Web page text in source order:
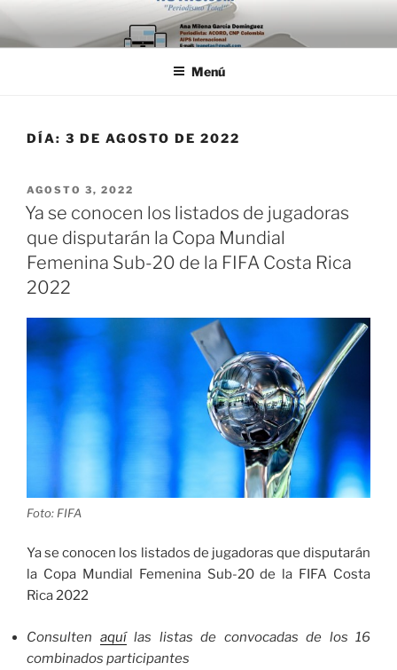
Saltar
al
contenido
Menú
DÍA: 3 DE AGOSTO DE 2022
PUBLICADO
EL
AGOSTO 3, 2022
Ya se conocen los listados de jugadoras
que disputarán la Copa Mundial
Femenina Sub-20 de la FIFA Costa Rica
2022
Foto: FIFA
Ya se conocen los listados de jugadoras que disputarán
la Copa Mundial Femenina Sub-20 de la FIFA Costa
Rica 2022
Consulten aquílas listas de convocadas de los 16
combinados participantes